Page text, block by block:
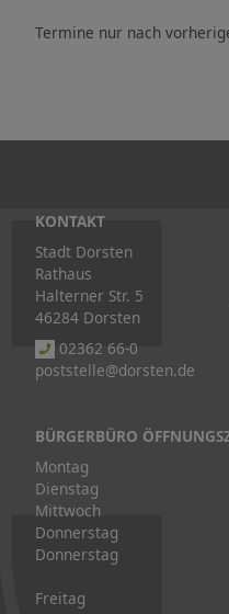
Termine nur nach
KONTAKT
Stadt Dorsten
Rathaus
Halterner Str. 5
46284 Dorsten
02362 66-0
poststelle@dorsten.de
BÜRGERBÜRO
Montag
Dienstag
Mittwoch
Donnerstag
Donnerstag
Freitag